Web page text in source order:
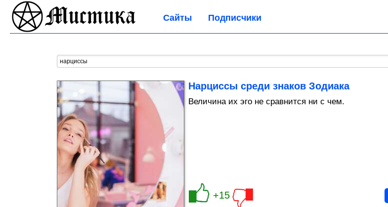
Сайты Подписчики
Нарциссы среди знаков Зодиака
Величина их эго не сравнится ни с чем.
+15